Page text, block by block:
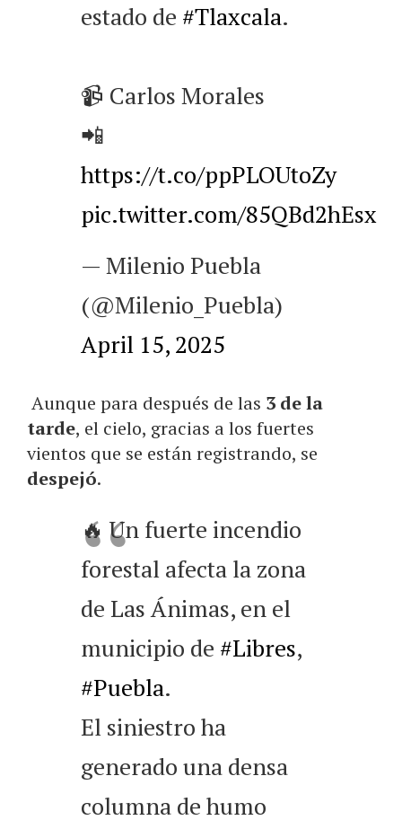
estado de #Tlaxcala.
📹 Carlos Morales
📲
https://t.co/ppPLOUtoZy
pic.twitter.com/85QBd2hEsx
— Milenio Puebla
(@Milenio_Puebla)
April 15, 2025
Aunque para después de las 3 de la
tarde, el cielo, gracias a los fuertes
vientos que se están registrando, se
despejó.
🔥 Un fuerte incendio
forestal afecta la zona
de Las Ánimas, en el
municipio de #Libres,
#Puebla.
El siniestro ha
generado una densa
columna de humo